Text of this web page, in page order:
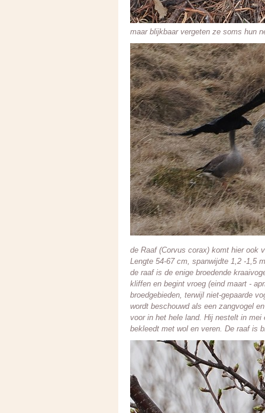
maar blijkbaar vergeten ze soms hun
de Raaf (Corvus corax) komt hier ook
Lengte 54-67 cm, spanwijdte 1,2 -1,5
de raaf is de enige broedende
kliffen en begint vroeg (eind maart -
broedgebieden, terwijl niet-gepaarde
wordt beschouwd als een zangvogel
voor in het hele land. Hij nestelt in
bekleedt met wol en veren. De raaf is